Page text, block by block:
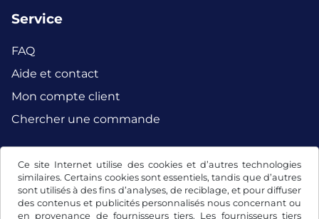
Ce site Internet utilise des cookies et d’autres technologies
similaires. Certains cookies sont essentiels, tandis que d’autres
sont utilisés à des fins d’analyses, de reciblage, et pour diffuser
des contenus et publicités personnalisés nous concernant ou
en provenance de fournisseurs tiers. Les fournisseurs tiers
Service
FAQ
Aide et contact
Mon compte client
Chercher une commande
Facebook Instagram